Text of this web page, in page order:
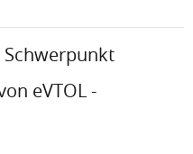
eVTOL -